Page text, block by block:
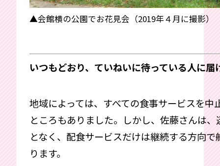
▲会館横の公園でお花見会（2019年４月に撮影）
いつもどおり、ていねいに待っている人に届
地域によっては、すべての食事サービスを中
ところもありました。しかし、佐藤さんは、
となく、配食サービスだけは継続する方向で
ります。